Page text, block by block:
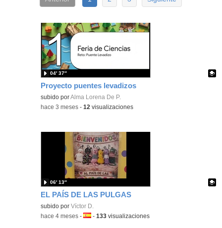
Proyecto puentes levadizos
Contenido educativo.
subido porAlma Lorena De P.
04′ 37″
-hace 3 meses -12 visualizaciones
EL PAÍS DE LAS PULGAS
Contenido educativo.
subido porVíctor D.
06′ 13″
-hace 4 meses -Idioma:
-133 visualizaciones